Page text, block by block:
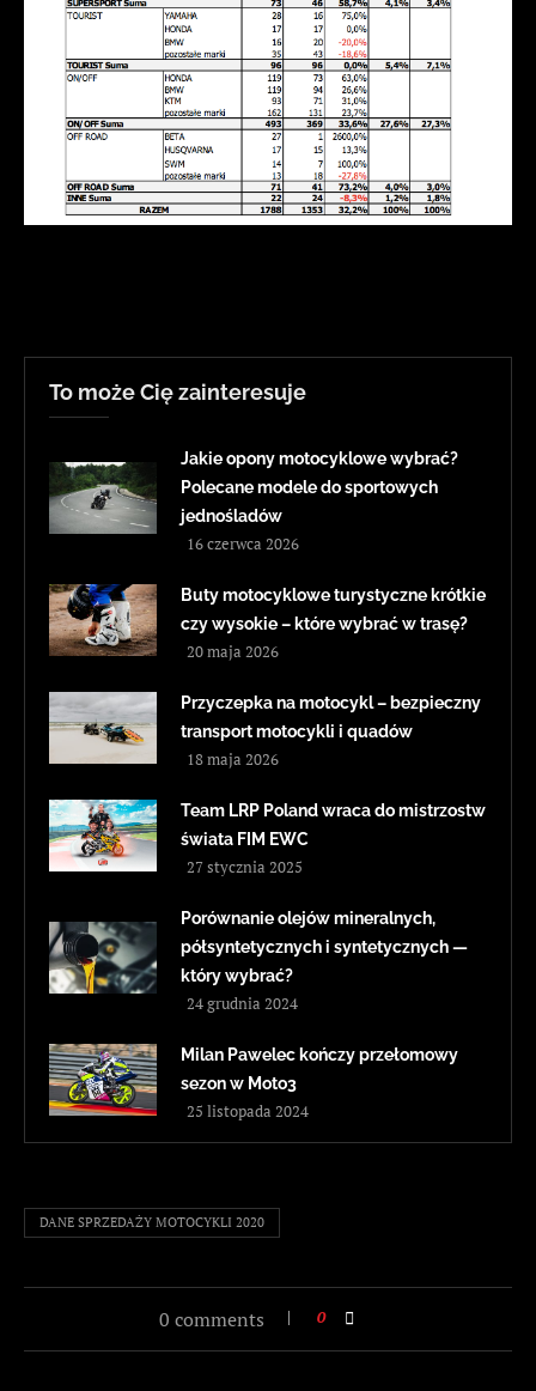
To może Cię zainteresuje
Jakie opony motocyklowe wybrać?
Polecane modele do sportowych
jednośladów
16 czerwca 2026
Buty motocyklowe turystyczne krótkie
czy wysokie – które wybrać w trasę?
20 maja 2026
Przyczepka na motocykl – bezpieczny
transport motocykli i quadów
18 maja 2026
Team LRP Poland wraca do mistrzostw
świata FIM EWC
27 stycznia 2025
Porównanie olejów mineralnych,
półsyntetycznych i syntetycznych —
który wybrać?
24 grudnia 2024
Milan Pawelec kończy przełomowy
sezon w Moto3
25 listopada 2024
DANE SPRZEDAŻY MOTOCYKLI 2020
0 comments 0